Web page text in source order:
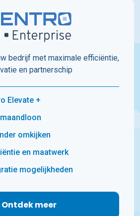
bedrijf met maximale efficiëntie,
en partnerschip
Elevate +
omkijken
en maatwerk
mogelijkheden
Ontdek meer